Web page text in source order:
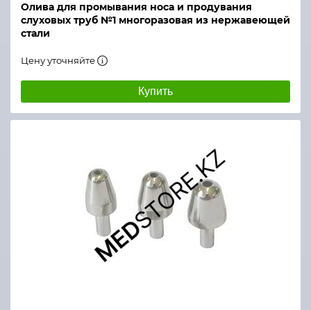
Олива для промывания носа и продувания
слуховых труб №1 многоразовая из нержавеющей
стали
Цену уточняйте
Купить